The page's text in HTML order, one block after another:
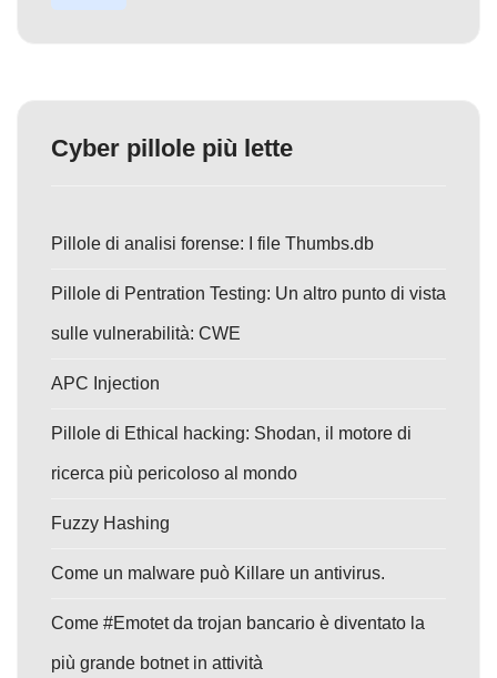
Cyber pillole più lette
Pillole di analisi forense: I file Thumbs.db
Pillole di Pentration Testing: Un altro punto di vista
sulle vulnerabilità: CWE
APC Injection
Pillole di Ethical hacking: Shodan, il motore di
ricerca più pericoloso al mondo
Fuzzy Hashing
Come un malware può Killare un antivirus.
Come #Emotet da trojan bancario è diventato la
più grande botnet in attività